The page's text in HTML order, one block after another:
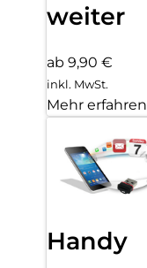
weiter
ab 9,90 €
inkl. MwSt.
Mehr erfahren
Handy